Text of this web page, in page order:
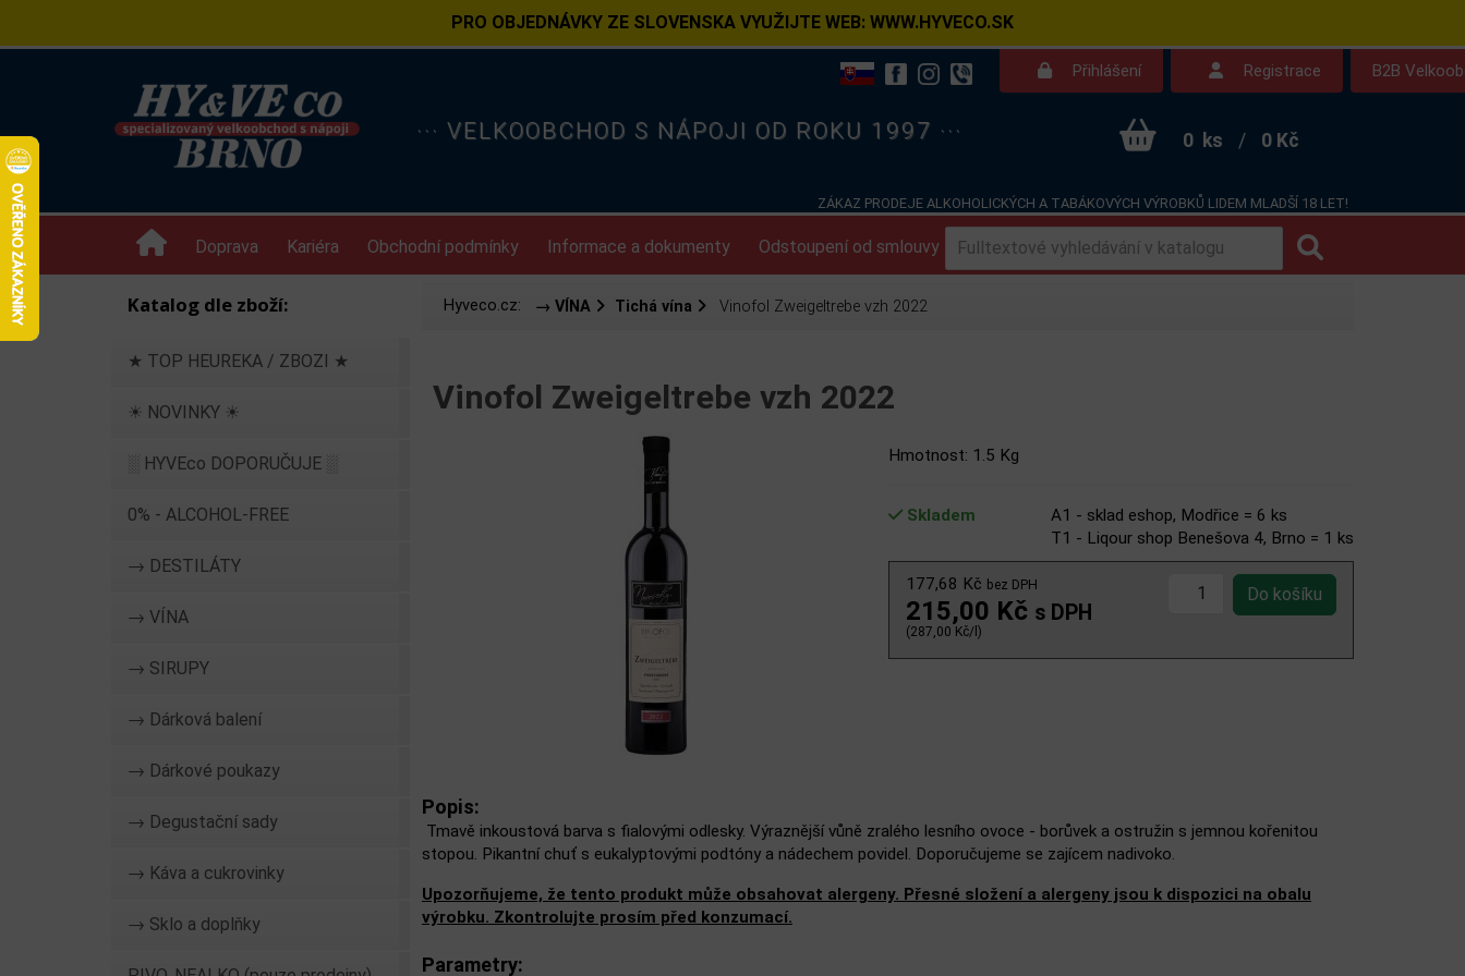
PRO OBJEDNÁVKY ZE SLOVENSKA VYUŽIJTE WEB: WWW.HYVECO.SK
Přihlášení Registrace B2B
··· VELKOOBCHOD S NÁPOJI OD ROKU 1997 ··· 0 ks / 0 Kč
ZÁKAZ PRODEJE ALKOHOLICKÝCH A TABÁKOVÝCH VÝROBKŮ LIDEM MLADŠÍ 18 LET!
Doprava Kariéra Obchodní podmínky Informace a dokumenty Odstoupení od smlouvy Kontakt Dotazy
Katalog dle zboží:
★ TOP HEUREKA / ZBOZI ★
☀ NOVINKY ☀
░ HYVEco DOPORUČUJE ░
0% - ALCOHOL-FREE
→ DESTILÁTY
→ VÍNA
→ SIRUPY
→ Dárková balení
→ Dárkové poukazy
→ Degustační sady
→ Káva a cukrovinky
→ Sklo a doplňky
Hyveco.cz: → VÍNA Tichá vína Vinofol Zweigeltrebe vzh 2022
Vinofol Zweigeltrebe vzh 2022
Hmotnost: 1.5 Kg
Skladem
A1 - sklad eshop, Modřice = 6 ks
T1 - Liqour shop Benešova 4, Brno = 1 ks
177,68 Kč bez DPH
215,00 Kč s DPH
(287,00 Kč/l)
Popis:
Tmavě inkoustová barva s fialovými odlesky. Výraznější vůně zralého lesního ovoce - borůvek a ostružin s jemnou kořenitou
stopou. Pikantní chuť s eukalyptovými podtóny a nádechem povidel. Doporučujeme se zajícem nadivoko.
Upozorňujeme, že tento produkt může obsahovat alergeny. Přesné složení a alergeny jsou k dispozici na obalu
výrobku. Zkontrolujte prosím před konzumací.
Parametry: